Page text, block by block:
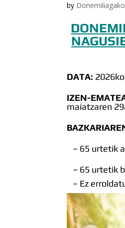
by
DATA:
IZEN-
maiatzaren
– 65 urtetik
– 65 urtetik
– Ez